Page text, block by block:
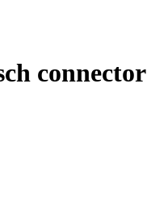
connector